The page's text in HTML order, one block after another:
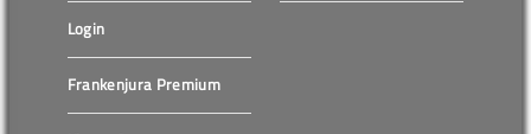
Login
Frankenjura Premium